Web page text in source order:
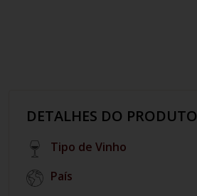
DETALHES DO PRODUTO
Tipo de Vinho
País